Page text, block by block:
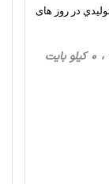
در روز های
، مدیریت بازرگانی، 20 صفحه فارسی تایپ شده ، 0 کیلو بایت